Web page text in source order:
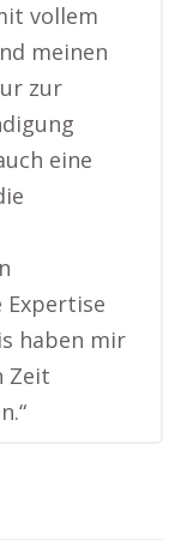
vollem
meinen
zur
eine
Expertise
haben mir
Zeit